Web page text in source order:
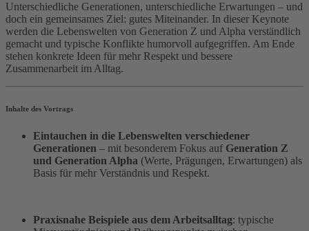
Unterschiedliche Generationen, unterschiedliche Erwartungen – und
doch ein gemeinsames Ziel: gutes Miteinander. In dieser Keynote
werden die Lebenswelten von Generation Z und Alpha verständlich
gemacht und typische Konflikte humorvoll aufgegriffen. Am Ende
stehen konkrete Ideen für mehr Respekt und bessere
Zusammenarbeit im Alltag.
Inhalte des Vortrags
Eintauchen in die Lebenswelten verschiedener
Generationen – mit besonderem Fokus auf Generation Z
und Generation Alpha (Werte, Prägungen, Erwartungen) als
Basis für mehr Verständnis und Respekt.
Praxisnahe Beispiele aus dem Arbeitsalltag: typische